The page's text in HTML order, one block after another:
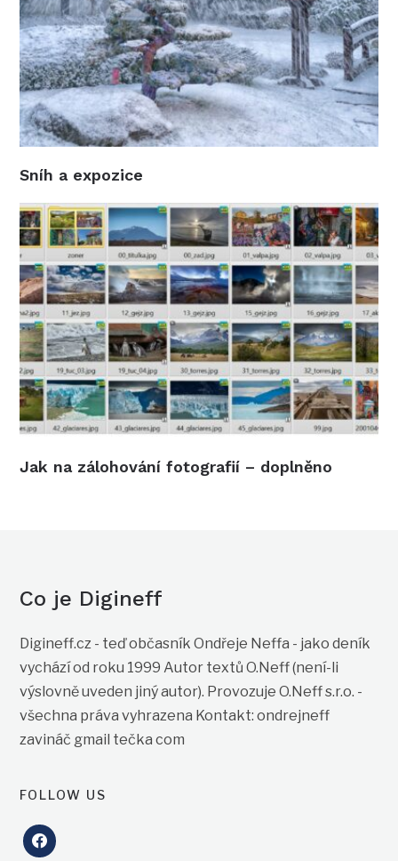
Sníh a expozice
Jak na zálohování fotografií – doplněno
Co je Digineff
Digineff.cz - teď občasník Ondřeje Neffa - jako deník
vychází od roku 1999 Autor textů O.Neff (není-li
výslovně uveden jiný autor). Provozuje O.Neff s.r.o. -
všechna práva vyhrazena Kontakt: ondrejneff
zavináč gmail tečka com
FOLLOW US
facebook